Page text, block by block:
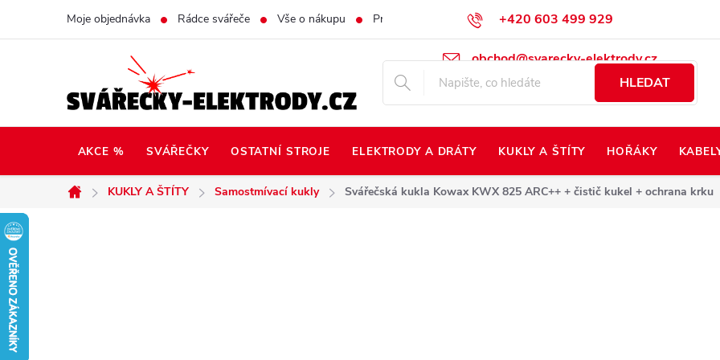
+420 603 499 929
obchod@svarecky-elektrody.cz
Moje objednávka Rádce svářeče Vše o nákupu Prodej na Slovensko Napište nám Kontakty
HLEDAT
AKCE % SVÁŘEČKY OSTATNÍ STROJE ELEKTRODY A DRÁTY KUKLY A ŠTÍTY HOŘÁKY
Domů
KUKLY A ŠTÍTY Samostmívací kukly Svářečská kukla Kowax KWX 825 ARC++ + čistič kukel + ochrana krku